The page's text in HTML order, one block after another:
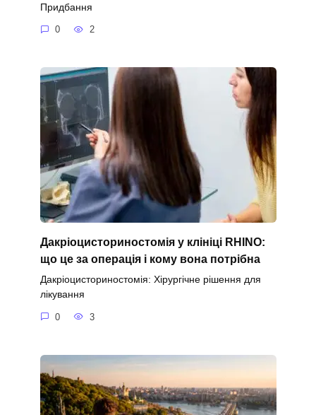
Придбання
0 2
Дакріоцисториностомія у клініці RHINO:
що це за операція і кому вона потрібна
Дакріоцисториностомія: Хірургічне рішення для
лікування
0 3